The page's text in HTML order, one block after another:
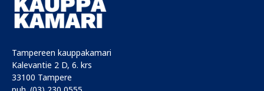
Tampereen kauppakamari
Kalevantie 2 D, 6. krs
33100 Tampere